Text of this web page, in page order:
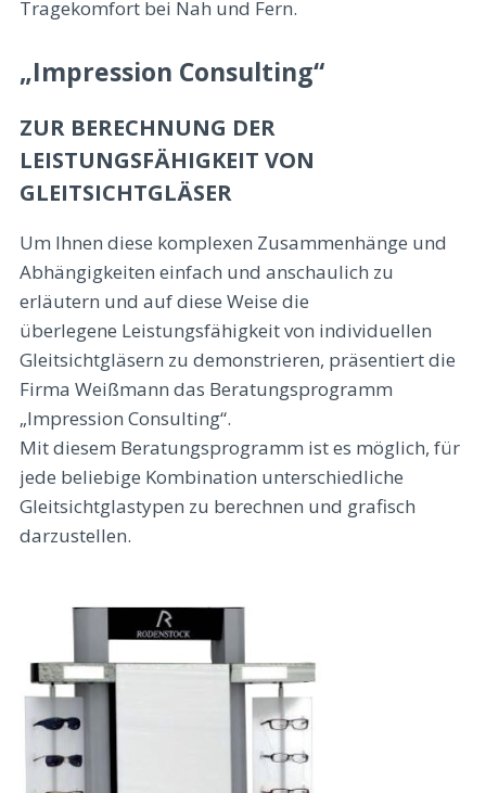
Tragekomfort bei Nah und Fern.
„Impression Consulting“
ZUR BERECHNUNG DER
LEISTUNGSFÄHIGKEIT VON
GLEITSICHTGLÄSER
Um Ihnen diese komplexen Zusammenhänge und
Abhängigkeiten einfach und anschaulich zu
erläutern und auf diese Weise die
überlegene Leistungsfähigkeit von individuellen
Gleitsichtgläsern zu demonstrieren, präsentiert die
Firma Weißmann das Beratungsprogramm
„Impression Consulting“.
Mit diesem Beratungsprogramm ist es möglich, für
jede beliebige Kombination unterschiedliche
Gleitsichtglastypen zu berechnen und grafisch
darzustellen.